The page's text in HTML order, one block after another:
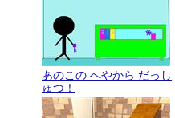
あのこの へやから だっし
ゅつ！